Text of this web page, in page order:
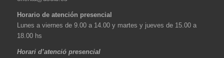
Horario de atención presencial
Lunes a viernes de 9.00 a 14.00 y martes y jueves de 15.00 a
18.00 hs
Horari d’atenció presencial